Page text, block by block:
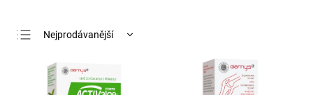
Nejprodávanější
Nejdražší